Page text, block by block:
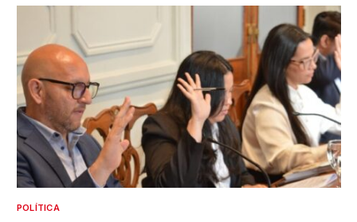
POLÍTICA